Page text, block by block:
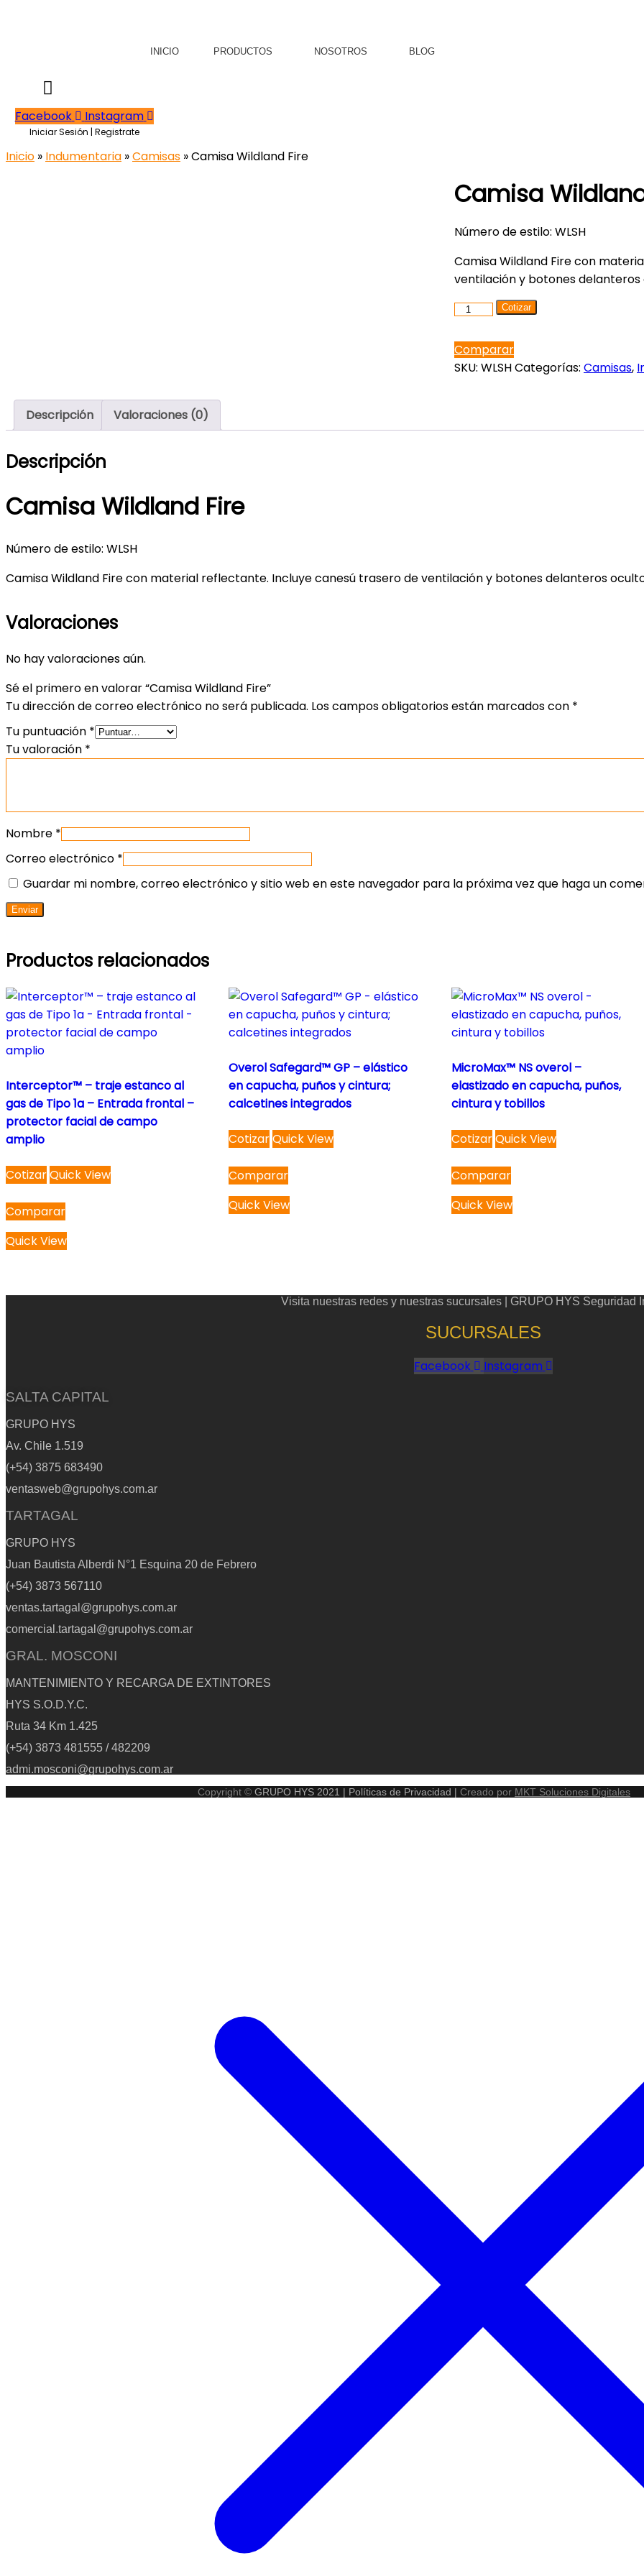
INICIO PRODUCTOS NOSOTROS BLOG
Facebook Instagram
Iniciar Sesión | Registrate
Inicio » Indumentaria »Camisas » Camisa Wildland Fire
Camisa
Número de estilo: WLSH
Camisa Wildland Fire con
ventilación y botones delanteros
Camisa
Fire
cantidad
Cotizar
Comparar
SKU: WLSHCategorías: Camisas,
Descripción Valoraciones (0)
Descripción
Camisa Wildland Fire
Número de estilo: WLSH
Camisa Wildland Fire con material reflectante. Incluye canesú trasero de ventilación y botones delanteros
Valoraciones
No hay valoraciones aún.
Sé el primero en valorar “Camisa Wildland Fire”
Tu dirección de correo electrónico no será publicada. Los campos obligatorios están marcados con *
Tu puntuación *
Tu valoración *
Nombre *
Correo electrónico *
Guardar mi nombre, correo electrónico y sitio web en este navegador para la próxima vez que haga un
Productos relacionados
Interceptor™ – traje estanco al
gas de Tipo 1a – Entrada frontal –
protector facial de campo
amplio
Cotizar
This
product
multiple
variants.
The
page
Quick View
Comparar
Quick View
Overol Safegard™ GP – elástico
en capucha, puños y cintura;
calcetines integrados
Cotizar
This
product
multiple
variants.
The
on
Quick View
Comparar
Quick View
MicroMax™ NS overol –
elastizado en capucha, puños,
cintura y tobillos
Cotizar
This
product
multiple
variants.
The
on
the
product
page
Quick View
Comparar
Quick View
Visita nuestras redes y nuestras sucursales | GRUPO HYS Seguridad
SUCURSALES
Facebook Instagram
SALTA CAPITAL
GRUPO HYS
Av. Chile 1.519
(+54) 3875 683490
ventasweb@grupohys.com.ar
TARTAGAL
GRUPO HYS
Juan Bautista Alberdi N°1 Esquina 20 de Febrero
(+54) 3873 567110
ventas.tartagal@grupohys.com.ar
comercial.tartagal@grupohys.com.ar
GRAL. MOSCONI
MANTENIMIENTO Y RECARGA DE EXTINTORES
HYS S.O.D.Y.C.
Ruta 34 Km 1.425
(+54) 3873 481555 / 482209
admi.mosconi@grupohys.com.ar
Copyright © GRUPO HYS 2021 | Políticas de Privacidad | Creado por MKT Soluciones Digitales